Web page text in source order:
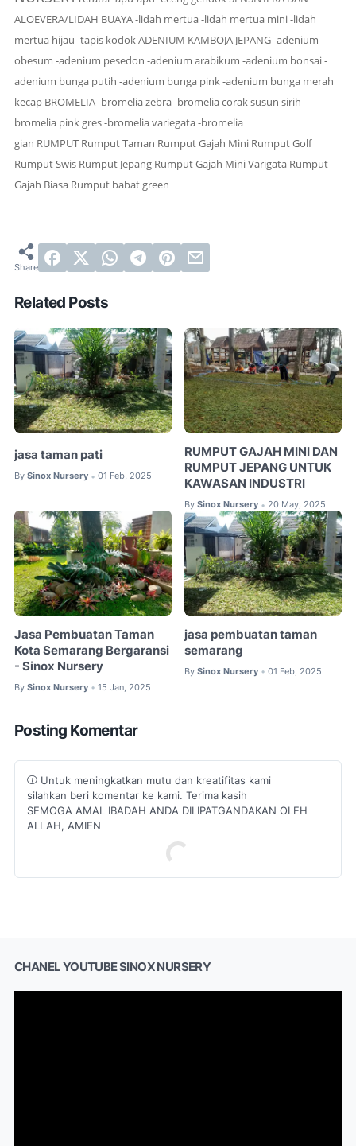
ALOEVERA/LIDAH BUAYA-lidah mertua -lidah mertua mini -lidah
mertua hijau -tapis kodokADENIUM KAMBOJA JEPANG-adenium
obesum -adenium pesedon -adenium arabikum -adenium bonsai -
adenium bunga putih -adenium bunga pink -adenium bunga merah
kecap BROMELIA-bromelia zebra -bromelia corak susun sirih -
bromelia pink gres -bromelia variegata -bromelia
gian RUMPUT Rumput Taman Rumput Gajah Mini Rumput Golf
Rumput Swis Rumput Jepang Rumput Gajah Mini Varigata Rumput
Gajah Biasa Rumput babat green
Related Posts
jasa taman pati
By Sinox Nursery • 01 Feb, 2025
RUMPUT GAJAH MINI DAN
RUMPUT JEPANG UNTUK
KAWASAN INDUSTRI
By Sinox Nursery • 20 May, 2025
Jasa Pembuatan Taman
Kota Semarang Bergaransi
- Sinox Nursery
By Sinox Nursery • 15 Jan, 2025
jasa pembuatan taman
semarang
By Sinox Nursery • 01 Feb, 2025
Posting Komentar
Untuk meningkatkan mutu dan kreatifitas kami
silahkan beri komentar ke kami. Terima kasih
SEMOGA AMAL IBADAH ANDA DILIPATGANDAKAN OLEH
ALLAH, AMIEN
CHANEL YOUTUBE SINOX NURSERY